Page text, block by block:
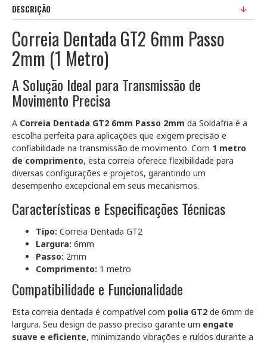
DESCRIÇÃO
Correia Dentada GT2 6mm Passo
2mm (1 Metro)
A Solução Ideal para Transmissão de
Movimento Precisa
A Correia Dentada GT2 6mm Passo 2mm da Soldafria é a
escolha perfeita para aplicações que exigem precisão e
confiabilidade na transmissão de movimento. Com 1 metro
de comprimento, esta correia oferece flexibilidade para
diversas configurações e projetos, garantindo um
desempenho excepcional em seus mecanismos.
Características e Especificações Técnicas
Tipo: Correia Dentada GT2
Largura: 6mm
Passo: 2mm
Comprimento: 1 metro
Compatibilidade e Funcionalidade
Esta correia dentada é compatível com polia GT2 de 6mm de
largura. Seu design de passo preciso garante um engate
suave e eficiente, minimizando vibrações e ruídos durante a